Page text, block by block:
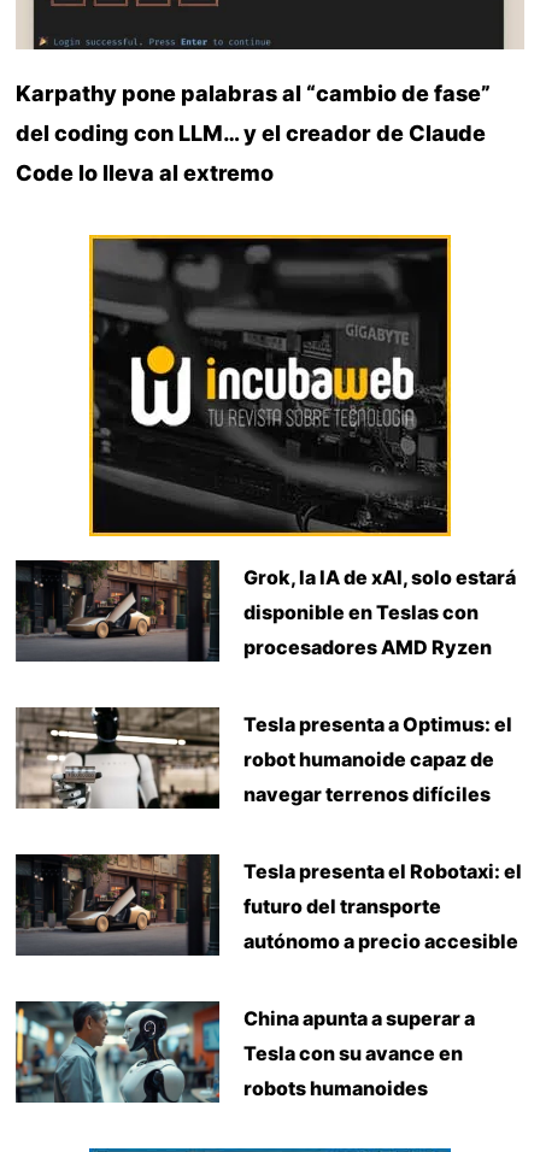
Karpathy pone palabras al “cambio de fase”
del coding con LLM… y el creador de Claude
Code lo lleva al extremo
Grok, la IA de xAI, solo estará
disponible en Teslas con
procesadores AMD Ryzen
Tesla presenta a Optimus: el
robot humanoide capaz de
navegar terrenos difíciles
Tesla presenta el Robotaxi: el
futuro del transporte
autónomo a precio accesible
China apunta a superar a
Tesla con su avance en
robots humanoides